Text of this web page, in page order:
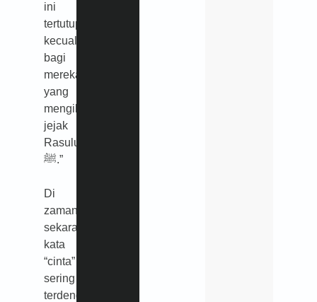
ini
tertutup,
kecuali
bagi
mereka
yang
mengikuti
jejak
Rasulullah
ﷺ.”
Di
zaman
sekarang,
kata
“cinta”
sering
terdengar